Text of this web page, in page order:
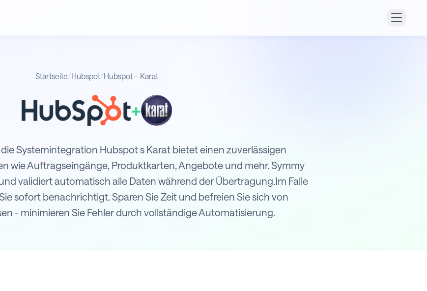
Startseite/Hubspot/Hubspot – Karat
+
Systemintegration Hubspot s Karat bietet einen zuverlässigen
wie Auftragseingänge, Produktkarten, Angebote und mehr. Symmy
validiert automatisch alle Daten während der Übertragung.Im Falle
sofort benachrichtigt. Sparen Sie Zeit und befreien Sie sich von
- minimieren Sie Fehler durch vollständige Automatisierung.